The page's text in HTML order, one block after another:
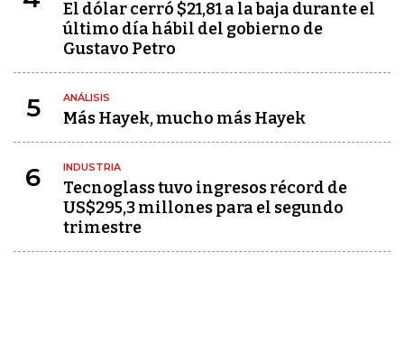
El dólar cerró $21,81 a la baja durante el
último día hábil del gobierno de
Gustavo Petro
5 ANÁLISIS
Más Hayek, mucho más Hayek
6 INDUSTRIA
Tecnoglass tuvo ingresos récord de
US$295,3 millones para el segundo
trimestre